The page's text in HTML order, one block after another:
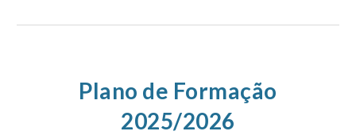
Plano de Formação
2025/2026